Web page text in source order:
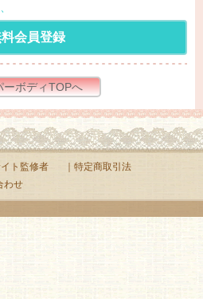
会員登録
ボディTOPへ
イト監修者
｜特定商取引法
わせ